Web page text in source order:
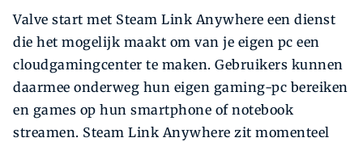
Valve start met Steam Link Anywhere een dienst
die het mogelijk maakt om van je eigen pc een
cloudgamingcenter te maken. Gebruikers kunnen
daarmee onderweg hun eigen gaming-pc bereiken
en games op hun smartphone of notebook
streamen. Steam Link Anywhere zit momenteel